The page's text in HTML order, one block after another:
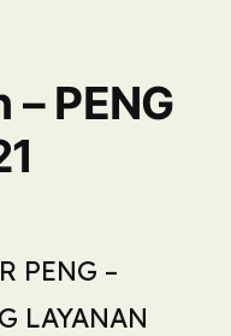
PENG
PENG –
LAYANAN